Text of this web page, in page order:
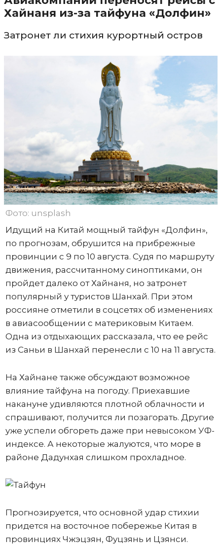
Хайнаня из-за тайфуна «Долфин»
Затронет ли стихия курортный остров
Фото: unsplash
Идущий на Китай мощный тайфун «Долфин»,
по прогнозам, обрушится на прибрежные
провинции с 9 по 10 августа. Судя по маршруту
движения, рассчитанному синоптиками, он
пройдет далеко от Хайнаня, но затронет
популярный у туристов Шанхай. При этом
россияне отметили в соцсетях об изменениях
в авиасообщении с материковым Китаем.
Одна из отдыхающих рассказала, что ее рейс
из Саньи в Шанхай перенесли с 10 на 11 августа.
На Хайнане также обсуждают возможное
влияние тайфуна на погоду. Приехавшие
накануне удивляются плотной облачности и
спрашивают, получится ли позагорать. Другие
уже успели обгореть даже при невысоком УФ-
индексе. А некоторые жалуются, что море в
районе Дадунхая слишком прохладное.
Прогнозируется, что основной удар стихии
придется на восточное побережье Китая в
провинциях Чжэцзян, Фуцзянь и Цзянси.